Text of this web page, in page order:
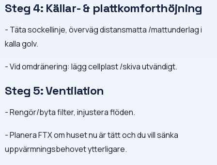
Steg 4: Källar- & plattkomforthöjning
- Täta sockellinje, överväg distansmatta /mattunderlag i
kalla golv.
- Vid omdränering: lägg cellplast /skiva utvändigt.
Steg 5: Ventilation
- Rengör/byta filter, injustera flöden.
- Planera FTX om huset nu är tätt och du vill sänka
uppvärmningsbehovet ytterligare.